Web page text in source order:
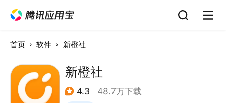
首页 软件 新橙社
新橙社
4.3 48.7万下载